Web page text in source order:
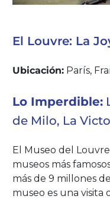
El Louvre: La
Ubicación:París,
Lo Imperdible:
de Milo, La
El Museo del
museos más
más de 9 millones
museo es una visita